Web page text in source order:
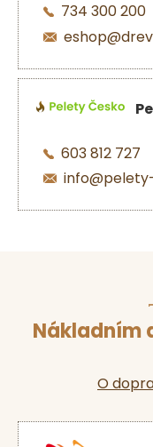
734 300 200
603 812 727
Nákladním
O